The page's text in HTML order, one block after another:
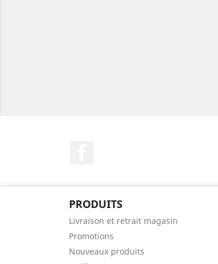
PRODUITS
Livraison et retrait magasin
Promotions
Nouveaux produits